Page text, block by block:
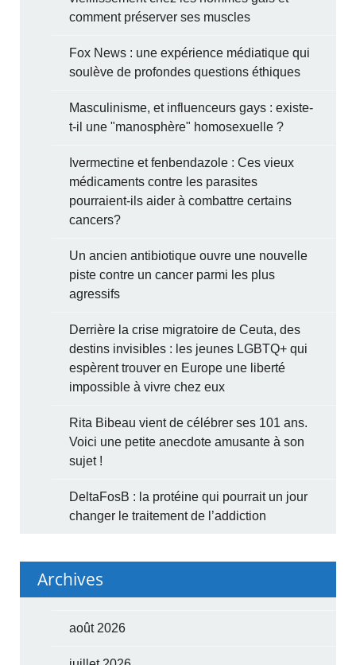
comment préserver ses muscles
Fox News : une expérience médiatique qui
soulève de profondes questions éthiques
Masculinisme, et influenceurs gays : existe-
t-il une "manosphère" homosexuelle ?
Ivermectine et fenbendazole : Ces vieux
médicaments contre les parasites
pourraient-ils aider à combattre certains
cancers?
Un ancien antibiotique ouvre une nouvelle
piste contre un cancer parmi les plus
agressifs
Derrière la crise migratoire de Ceuta, des
destins invisibles : les jeunes LGBTQ+ qui
espèrent trouver en Europe une liberté
impossible à vivre chez eux
Rita Bibeau vient de célébrer ses 101 ans.
Voici une petite anecdote amusante à son
sujet !
DeltaFosB : la protéine qui pourrait un jour
changer le traitement de l’addiction
Archives
août 2026